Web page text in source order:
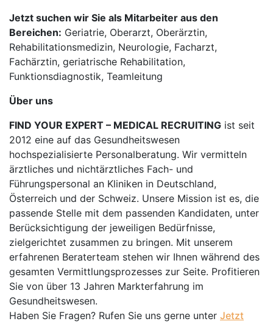
Jetzt suchen wir Sie als Mitarbeiter aus den
Bereichen: Geriatrie, Oberarzt, Oberärztin,
Rehabilitationsmedizin, Neurologie, Facharzt,
Fachärztin, geriatrische Rehabilitation,
Funktionsdiagnostik, Teamleitung
Über uns
FIND YOUR EXPERT – MEDICAL RECRUITING ist seit
2012 eine auf das Gesundheitswesen
hochspezialisierte Personalberatung. Wir vermitteln
ärztliches und nichtärztliches Fach- und
Führungspersonal an Kliniken in Deutschland,
Österreich und der Schweiz. Unsere Mission ist es, die
passende Stelle mit dem passenden Kandidaten, unter
Berücksichtigung der jeweiligen Bedürfnisse,
zielgerichtet zusammen zu bringen. Mit unserem
erfahrenen Beraterteam stehen wir Ihnen während des
gesamten Vermittlungsprozesses zur Seite. Profitieren
Sie von über 13 Jahren Markterfahrung im
Gesundheitswesen.
Haben Sie Fragen? Rufen Sie uns gerne unter Jetzt